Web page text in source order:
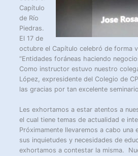
Capítulo
de Río
Piedras.
El 17 de
octubre el Capítulo celebró de forma
“Entidades foráneas haciendo
Como instructor estuvo nuestro
López, expresidente del Colegio de
las gracias por tan excelente
Les exhortamos a estar atentos a
el cual tiene temas de actualidad e
Próximamente llevaremos a cabo una
sus inquietudes y necesidades de
exhortamos a contestar la misma.